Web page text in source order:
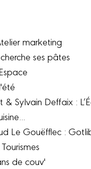
marketing
ses pâtes
Sylvain Deffaix :
Le Gouëfflec :
de couv'